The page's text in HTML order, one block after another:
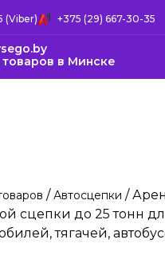
(Viber) +375 (29) 667-30-35
в Минске
/Автосцепки /
сцепки до 25 тонн
тягачей,